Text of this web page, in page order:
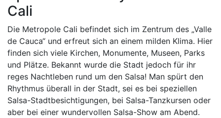
Cali
Die Metropole Cali befindet sich im Zentrum des „Valle
de Cauca“ und erfreut sich an einem milden Klima. Hier
finden sich viele Kirchen, Monumente, Museen, Parks
und Plätze. Bekannt wurde die Stadt jedoch für ihr
reges Nachtleben rund um den Salsa! Man spürt den
Rhythmus überall in der Stadt, sei es bei speziellen
Salsa-Stadtbesichtigungen, bei Salsa-Tanzkursen oder
aber bei einer wundervollen Salsa-Show am Abend.